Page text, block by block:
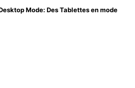
Mode: Des Tablettes en mode